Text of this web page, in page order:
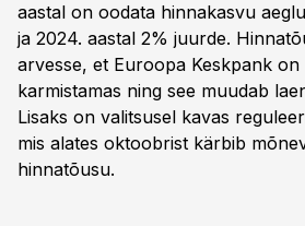
aastal on oodata hinnakasvu
ja 2024. aastal 2% juurde.
arvesse, et Euroopa Keskpank
karmistamas ning see muudab
Lisaks on valitsusel kavas
mis alates oktoobrist kärbib
hinnatõusu.